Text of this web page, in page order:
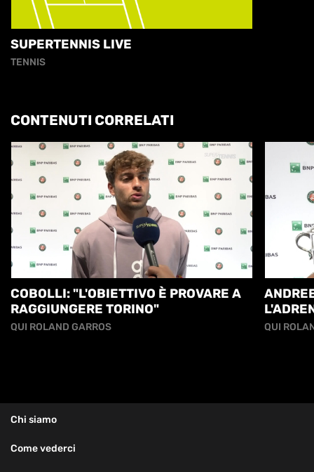
SUPERTENNIS LIVE
TENNIS
CONTENUTI CORRELATI
COBOLLI: "L'OBIETTIVO È PROVARE A
RAGGIUNGERE TORINO"
QUI ROLAND GARROS
PRIMA
QUI
Chi siamo
Come vederci